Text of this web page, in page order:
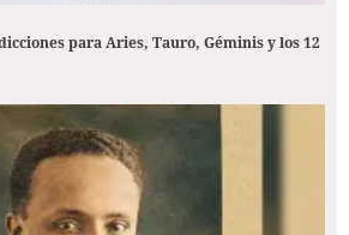
para Aries, Tauro, Géminis y los 12